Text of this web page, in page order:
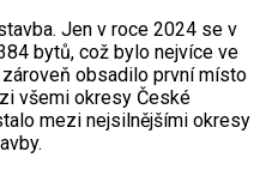
Jen v roce 2024 se v
bytů, což bylo nejvíce ve
obsadilo první místo
všemi okresy České
mezi nejsilnějšími okresy